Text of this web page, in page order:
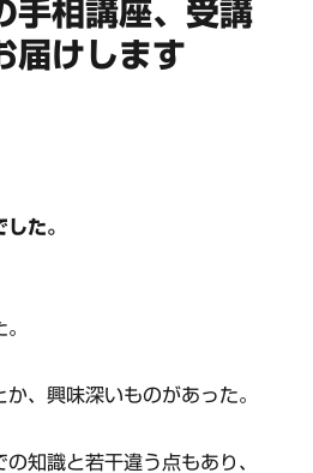
手相講座、受講
届けします
た。
、興味深いものがあった。
知識と若干違う点もあり、